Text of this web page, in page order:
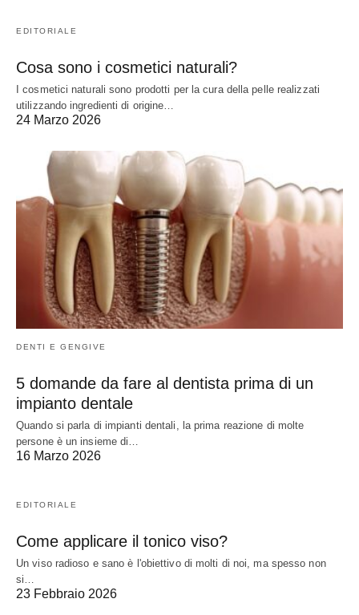
EDITORIALE
Cosa sono i cosmetici naturali?
I cosmetici naturali sono prodotti per la cura della pelle realizzati
utilizzando ingredienti di origine…
24 Marzo 2026
DENTI E GENGIVE
5 domande da fare al dentista prima di un
impianto dentale
Quando si parla di impianti dentali, la prima reazione di molte
persone è un insieme di…
16 Marzo 2026
EDITORIALE
Come applicare il tonico viso?
Un viso radioso e sano è l'obiettivo di molti di noi, ma spesso non
si…
23 Febbraio 2026